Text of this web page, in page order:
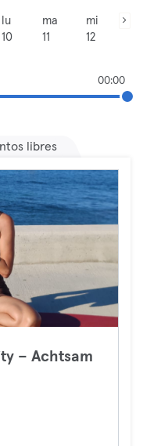
lu
10
ma
11
mi
12
00:00
libres
– Achtsam